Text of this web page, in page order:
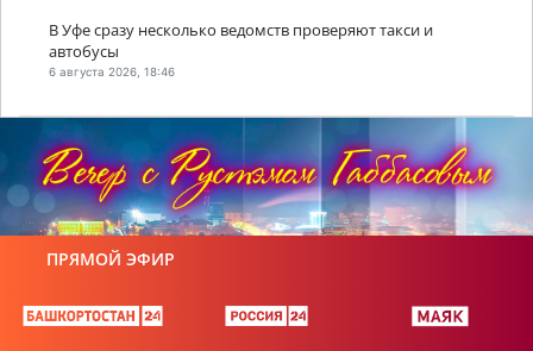
В Уфе сразу несколько ведомств проверяют такси и
автобусы
6 августа 2026, 18:46
ПРЯМОЙ ЭФИР